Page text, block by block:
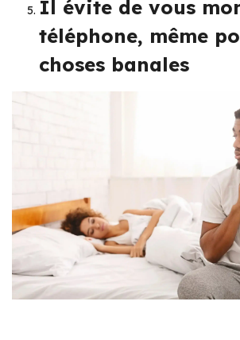
Il évite de vous
téléphone, même
choses banales